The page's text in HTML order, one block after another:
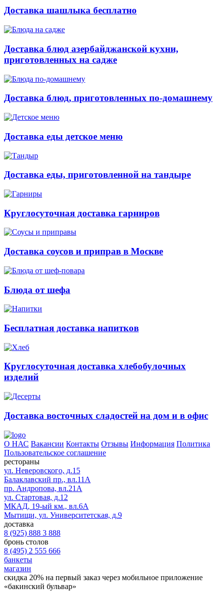
Доставка шашлыка бесплатно
Доставка блюд азербайджанской кухни,
приготовленных на садже
Доставка блюд, приготовленных по-домашнему
Доставка еды детское меню
Доставка еды, приготовленной на тандыре
Круглосуточная доставка гарниров
Доставка соусов и приправ в Москве
Блюда от шефа
Бесплатная доставка напитков
Круглосуточная доставка хлебобулочных
изделий
Доставка восточных сладостей на дом и в офис
О НАС Вакансии Контакты Отзывы Информация Политика
Пользовательское соглашение
рестораны
ул. Неверовского, д.15
Балаклавский пр., вл.11А
пр. Андропова, вл.21А
ул. Стартовая, д.12
МКАД, 19-ый км., вл.6А
Мытищи, ул. Университетская, д.9
доставка
8 (925) 888 3 888
бронь столов
8 (495) 2 555 666
банкеты
магазин
скидка 20% на первый заказ через мобильное приложение
«бакинский бульвар»